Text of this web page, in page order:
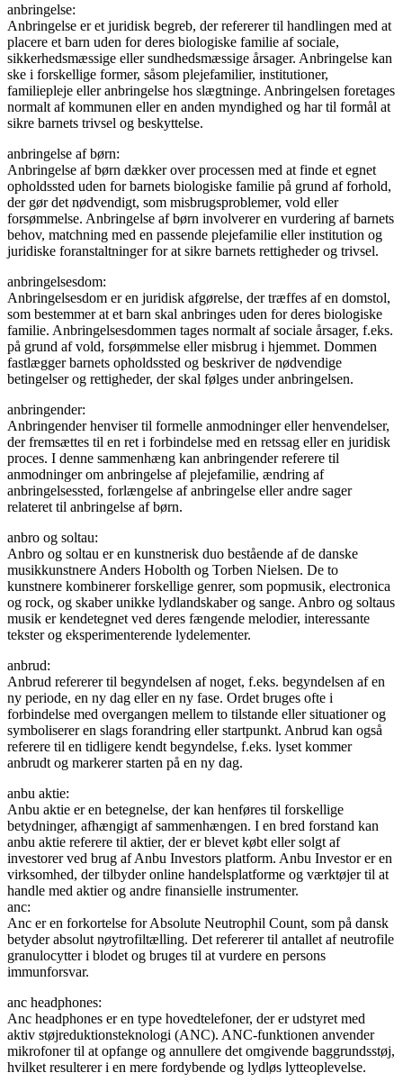
anbringelse:
Anbringelse er et juridisk begreb, der refererer til handlingen med at
placere et barn uden for deres biologiske familie af sociale,
sikkerhedsmæssige eller sundhedsmæssige årsager. Anbringelse kan
ske i forskellige former, såsom plejefamilier, institutioner,
familiepleje eller anbringelse hos slægtninge. Anbringelsen foretages
normalt af kommunen eller en anden myndighed og har til formål at
sikre barnets trivsel og beskyttelse.
anbringelse af børn:
Anbringelse af børn dækker over processen med at finde et egnet
opholdssted uden for barnets biologiske familie på grund af forhold,
der gør det nødvendigt, som misbrugsproblemer, vold eller
forsømmelse. Anbringelse af børn involverer en vurdering af barnets
behov, matchning med en passende plejefamilie eller institution og
juridiske foranstaltninger for at sikre barnets rettigheder og trivsel.
anbringelsesdom:
Anbringelsesdom er en juridisk afgørelse, der træffes af en domstol,
som bestemmer at et barn skal anbringes uden for deres biologiske
familie. Anbringelsesdommen tages normalt af sociale årsager, f.eks.
på grund af vold, forsømmelse eller misbrug i hjemmet. Dommen
fastlægger barnets opholdssted og beskriver de nødvendige
betingelser og rettigheder, der skal følges under anbringelsen.
anbringender:
Anbringender henviser til formelle anmodninger eller henvendelser,
der fremsættes til en ret i forbindelse med en retssag eller en juridisk
proces. I denne sammenhæng kan anbringender referere til
anmodninger om anbringelse af plejefamilie, ændring af
anbringelsessted, forlængelse af anbringelse eller andre sager
relateret til anbringelse af børn.
anbro og soltau:
Anbro og soltau er en kunstnerisk duo bestående af de danske
musikkunstnere Anders Hobolth og Torben Nielsen. De to
kunstnere kombinerer forskellige genrer, som popmusik, electronica
og rock, og skaber unikke lydlandskaber og sange. Anbro og soltaus
musik er kendetegnet ved deres fængende melodier, interessante
tekster og eksperimenterende lydelementer.
anbrud:
Anbrud refererer til begyndelsen af noget, f.eks. begyndelsen af en
ny periode, en ny dag eller en ny fase. Ordet bruges ofte i
forbindelse med overgangen mellem to tilstande eller situationer og
symboliserer en slags forandring eller startpunkt. Anbrud kan også
referere til en tidligere kendt begyndelse, f.eks. lyset kommer
anbrudt og markerer starten på en ny dag.
anbu aktie:
Anbu aktie er en betegnelse, der kan henføres til forskellige
betydninger, afhængigt af sammenhængen. I en bred forstand kan
anbu aktie referere til aktier, der er blevet købt eller solgt af
investorer ved brug af Anbu Investors platform. Anbu Investor er en
virksomhed, der tilbyder online handelsplatforme og værktøjer til at
handle med aktier og andre finansielle instrumenter.
anc:
Anc er en forkortelse for Absolute Neutrophil Count, som på dansk
betyder absolut nøytrofiltælling. Det refererer til antallet af neutrofile
granulocytter i blodet og bruges til at vurdere en persons
immunforsvar.
anc headphones:
Anc headphones er en type hovedtelefoner, der er udstyret med
aktiv støjreduktionsteknologi (ANC). ANC-funktionen anvender
mikrofoner til at opfange og annullere det omgivende baggrundsstøj,
hvilket resulterer i en mere fordybende og lydløs lytteoplevelse.